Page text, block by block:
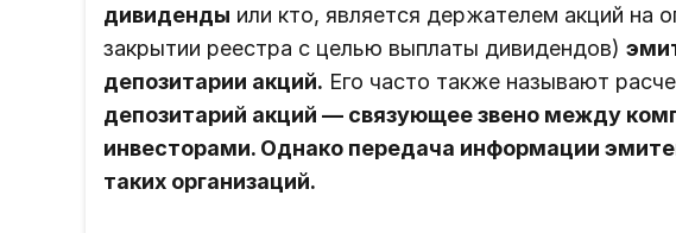
дивиденды или кто, является держателем акций на
закрытии реестра с целью выплаты дивидендов)
депозитарии акций. Его часто также называют
депозитарий акций — связующее звено между
инвесторами. Однако передача информации
таких организаций.